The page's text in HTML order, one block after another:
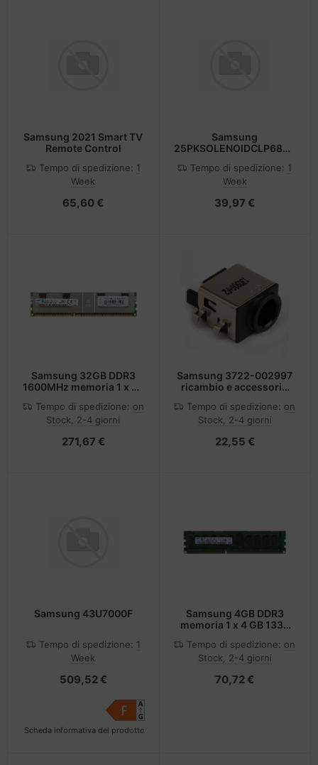
Samsung 2021 Smart TV
Remote Control
Tempo di spedizione: 1
Week
65,60 €
Samsung
25PKSOLENOIDCLP680ND
Tempo di spedizione: 1
Week
39,97 €
Samsung 32GB DDR3
1600MHz memoria 1 x 32
(verifica integrità dati)
Tempo di spedizione: on
Stock, 2-4 giorni
271,67 €
Samsung 3722-002997
ricambio e accessorio
DC-ingresso
Tempo di spedizione: on
Stock, 2-4 giorni
22,55 €
Samsung 43U7000F
Tempo di spedizione: 1
Week
509,52 €
Scheda informativa del prodotto
Samsung 4GB DDR3
memoria 1 x 4 GB 1333
Tempo di spedizione: on
Stock, 2-4 giorni
70,72 €